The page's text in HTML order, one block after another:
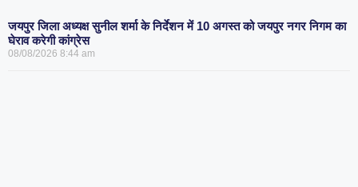
जयपुर जिला अध्यक्ष सुनील शर्मा के निर्देशन में 10 अगस्त को जयपुर नगर निगम का
घेराव करेगी कांग्रेस
08/08/2026 8:44 am